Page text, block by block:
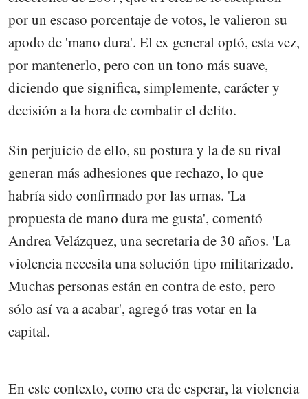
por un escaso porcentaje de votos, le valieron su
apodo de 'mano dura'. El ex general optó, esta vez,
por mantenerlo, pero con un tono más suave,
diciendo que significa, simplemente, carácter y
decisión a la hora de combatir el delito.
Sin perjuicio de ello, su postura y la de su rival
generan más adhesiones que rechazo, lo que
habría sido confirmado por las urnas. 'La
propuesta de mano dura me gusta', comentó
Andrea Velázquez, una secretaria de 30 años. 'La
violencia necesita una solución tipo militarizado.
Muchas personas están en contra de esto, pero
sólo así va a acabar', agregó tras votar en la
capital.
En este contexto, como era de esperar, la violencia